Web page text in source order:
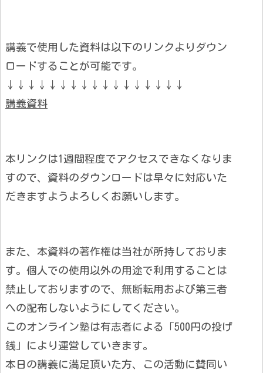
講義で使用した資料は以下のリンクよりダウン
ロードすることが可能です。
↓↓↓↓↓↓↓↓↓↓↓↓↓↓↓↓↓
講義資料
本リンクは1週間程度でアクセスできなくなりま
すので、資料のダウンロードは早々に対応いた
だきますようよろしくお願いします。
また、本資料の著作権は当社が所持しておりま
す。個人での使用以外の用途で利用することは
禁止しておりますので、無断転用および第三者
への配布しないようにしてください。
このオンライン塾は有志者による「500円の投げ
銭」により運営していきます。
本日の講義に満足頂いた方、この活動に賛同い